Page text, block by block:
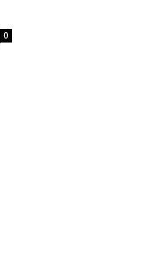
0